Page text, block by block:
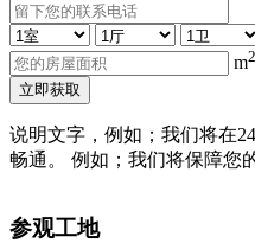
m2
立即获取
说明文字，例如；我们将在
畅通。 例如；我们将保障您
参观工地